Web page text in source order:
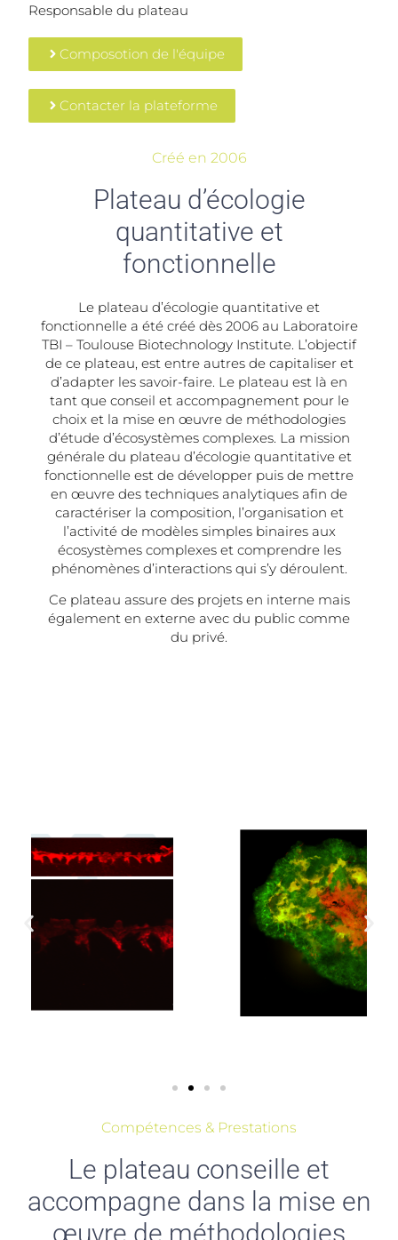
Créé en 2006
Plateau d’écologie
quantitative et
fonctionnelle
Le plateau d’écologie quantitative et
fonctionnelle a été créé dès 2006 au Laboratoire
TBI – Toulouse Biotechnology Institute. L’objectif
de ce plateau, est entre autres de capitaliser et
d’adapter les savoir-faire. Le plateau est là en
tant que conseil et accompagnement pour le
choix et la mise en œuvre de méthodologies
d’étude d’écosystèmes complexes. La mission
générale du plateau d’écologie quantitative et
fonctionnelle est de développer puis de mettre
en œuvre des techniques analytiques afin de
caractériser la composition, l’organisation et
l’activité de modèles simples binaires aux
écosystèmes complexes et comprendre les
phénomènes d’interactions qui s’y déroulent.
Ce plateau assure des projets en interne mais
également en externe avec du public comme
du privé.
Responsable du plateau
Composotion de l'équipe
Contacter la plateforme
Compétences & Prestations
Le plateau conseille et
accompagne dans la mise en
œuvre de méthodologies